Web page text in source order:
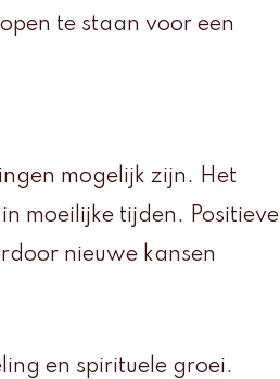
te staan voor een
mogelijk zijn. Het
moeilijke tijden. Positieve
nieuwe kansen
en spirituele groei.